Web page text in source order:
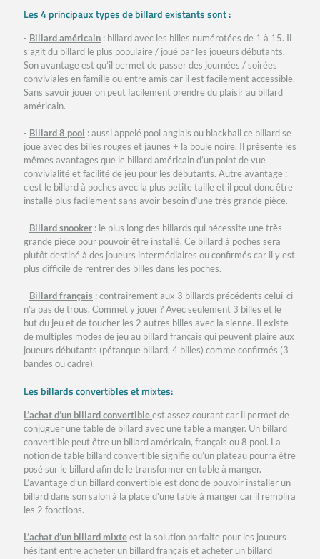
Les 4 principaux types de billard existants sont :
- Billard américain : billard avec les billes numérotées de 1 à 15. Il
s’agit du billard le plus populaire / joué par les joueurs débutants.
Son avantage est qu’il permet de passer des journées / soirées
conviviales en famille ou entre amis car il est facilement accessible.
Sans savoir jouer on peut facilement prendre du plaisir au billard
américain.
- Billard 8 pool : aussi appelé pool anglais ou blackball ce billard se
joue avec des billes rouges et jaunes + la boule noire. Il présente les
mêmes avantages que le billard américain d’un point de vue
convivialité et facilité de jeu pour les débutants. Autre avantage :
c’est le billard à poches avec la plus petite taille et il peut donc être
installé plus facilement sans avoir besoin d’une très grande pièce.
- Billard snooker : le plus long des billards qui nécessite une très
grande pièce pour pouvoir être installé. Ce billard à poches sera
plutôt destiné à des joueurs intermédiaires ou confirmés car il y est
plus difficile de rentrer des billes dans les poches.
- Billard français : contrairement aux 3 billards précédents celui-ci
n’a pas de trous. Commet y jouer ? Avec seulement 3 billes et le
but du jeu et de toucher les 2 autres billes avec la sienne. Il existe
de multiples modes de jeu au billard français qui peuvent plaire aux
joueurs débutants (pétanque billard, 4 billes) comme confirmés (3
bandes ou cadre).
Les billards convertibles et mixtes:
L’achat d’un billard convertibleest assez courant car il permet de
conjuguer une table de billard avec une table à manger. Un billard
convertible peut être un billard américain, français ou 8 pool. La
notion de table billard convertible signifie qu’un plateau pourra être
posé sur le billard afin de le transformer en table à manger.
L’avantage d’un billard convertible est donc de pouvoir installer un
billard dans son salon à la place d’une table à manger car il remplira
les 2 fonctions.
L’achat d’un billard mixteest la solution parfaite pour les joueurs
hésitant entre acheter un billard français et acheter un billard